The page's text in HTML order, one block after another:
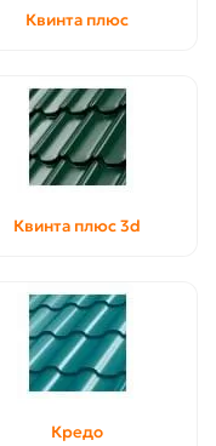
Квинта плюс
Квинта плюс 3d
Кредо